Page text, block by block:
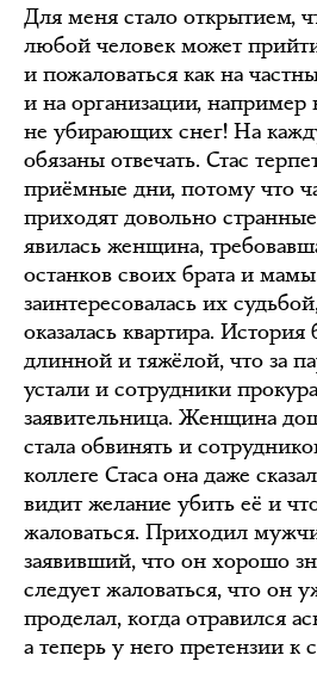
Для меня стало открытием,
любой человек может
и пожаловаться как на
и на организации, например
не убирающих снег! На
обязаны отвечать. Стас
приёмные дни, потому что
приходят довольно
явилась женщина,
останков своих брата и
заинтересовалась их
оказалась квартира. История
длинной и тяжёлой, что за
устали и сотрудники
заявительница. Женщина
стала обвинять и
коллеге Стаса она даже
видит желание убить её и
жаловаться. Приходил
заявивший, что он хорошо
следует жаловаться, что он
проделал, когда отравился
а теперь у него претензии к